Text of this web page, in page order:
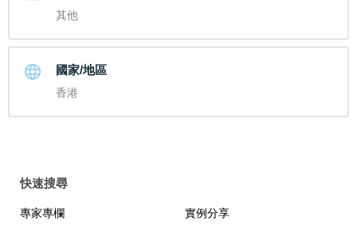
其他
國家/地區
香港
快速搜尋
專家專欄 實例分享